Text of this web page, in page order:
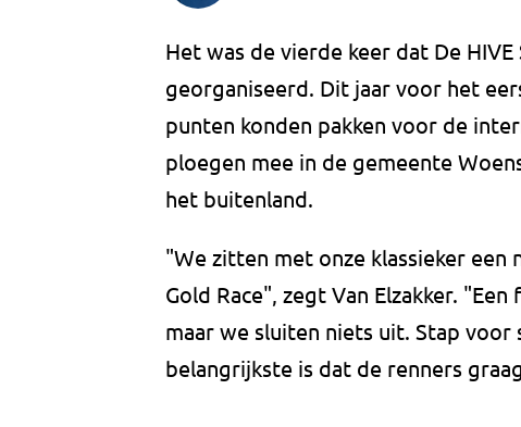
Het was de vierde keer dat De
georganiseerd. Dit jaar voor het
punten konden pakken voor de
ploegen mee in de gemeente
het buitenland.
"We zitten met onze klassieker
Gold Race", zegt Van Elzakker.
maar we sluiten niets uit. Stap
belangrijkste is dat de renners